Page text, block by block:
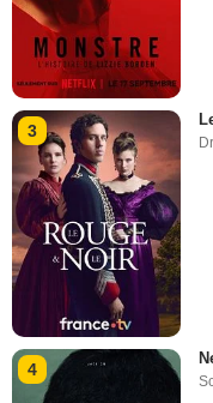
3
4